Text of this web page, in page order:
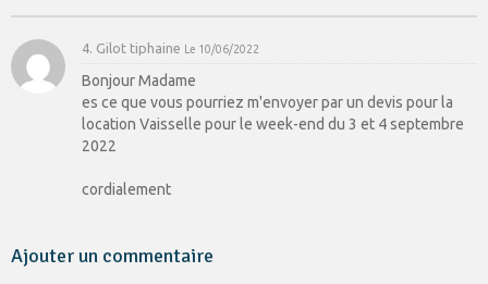
4. Gilot tiphaine Le 10/06/2022
Bonjour Madame
es ce que vous pourriez m'envoyer par un devis pour la
location Vaisselle pour le week-end du 3 et 4 septembre
2022
cordialement
Ajouter un commentaire